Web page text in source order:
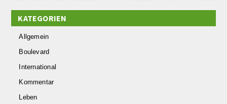
KATEGORIEN
Allgemein
Boulevard
International
Kommentar
Leben